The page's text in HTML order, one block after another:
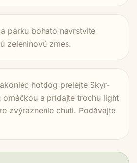
párku bohato navrstvite
zeleninovú zmes.
hotdog prelejte Skyr-
omáčkou a pridajte trochu light
zvýraznenie chuti. Podávajte